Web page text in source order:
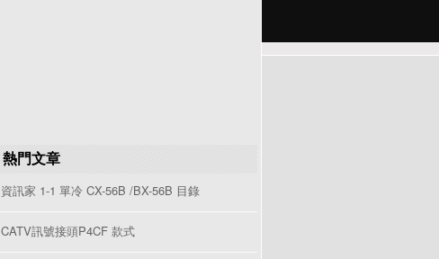
熱門文章
資訊家 1-1 單冷 CX-56B /BX-56B 目錄
CATV訊號接頭P4CF 款式